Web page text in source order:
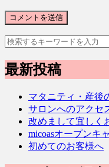
最新投稿
マタニティ・産後
サロンへのアクセ
改めまして宜しく
micoasオープンキ
初めてのお客様へ